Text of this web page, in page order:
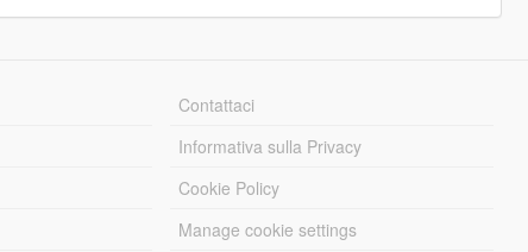
Contattaci
Informativa sulla Privacy
Cookie Policy
Manage cookie settings